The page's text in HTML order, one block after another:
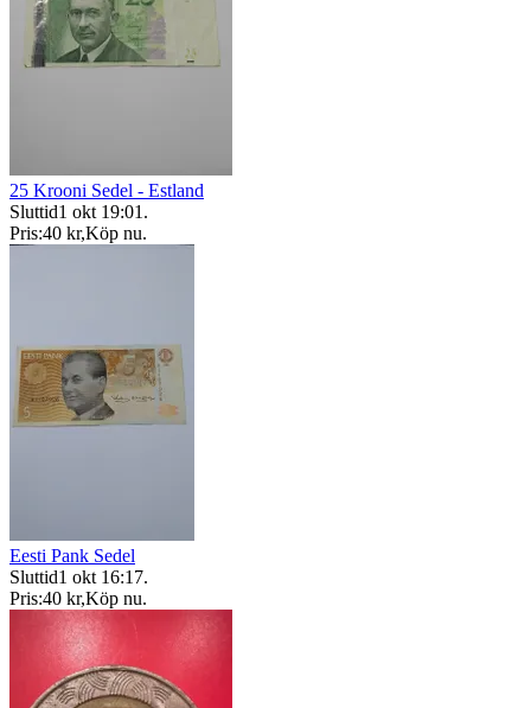
25 Krooni Sedel - Estland
Sluttid1 okt 19:01 .
Pris:40 kr,Köp nu.
Eesti Pank Sedel
Sluttid1 okt 16:17.
Pris:40 kr,Köp nu.